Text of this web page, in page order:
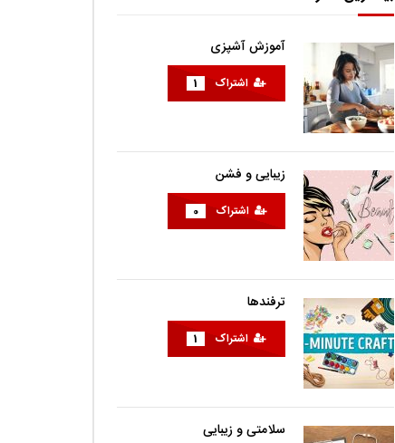
آموزش آشپزی
اشتراک 1
زیبایی و فشن
اشتراک 0
ترفندها
اشتراک 1
سلامتی و زیبایی